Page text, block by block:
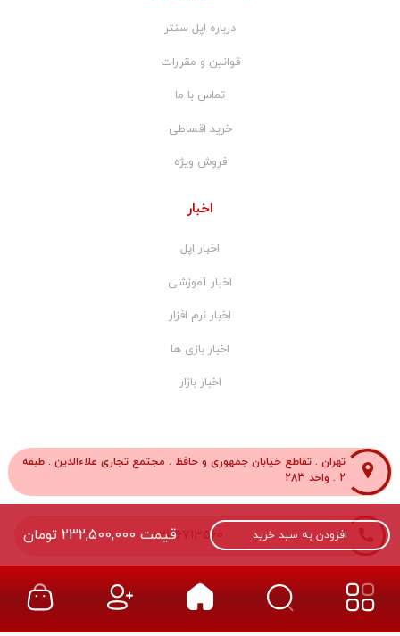
افزودن به سبد خرید قیمت 232,500,000 تومان
درباره اپل سنتر
قوانین و مقررات
تماس با ما
خرید اقساطی
فروش ویژه
اخبار
اخبار اپل
اخبار آموزشی
اخبار نرم افزار
اخبار بازی ها
اخبار بازار
تهران . تقاطع خیابان جمهوری و حافظ . مجتمع تجاری علاءالدین . طبقه
2 . واحد 283
02166713560
02166712303